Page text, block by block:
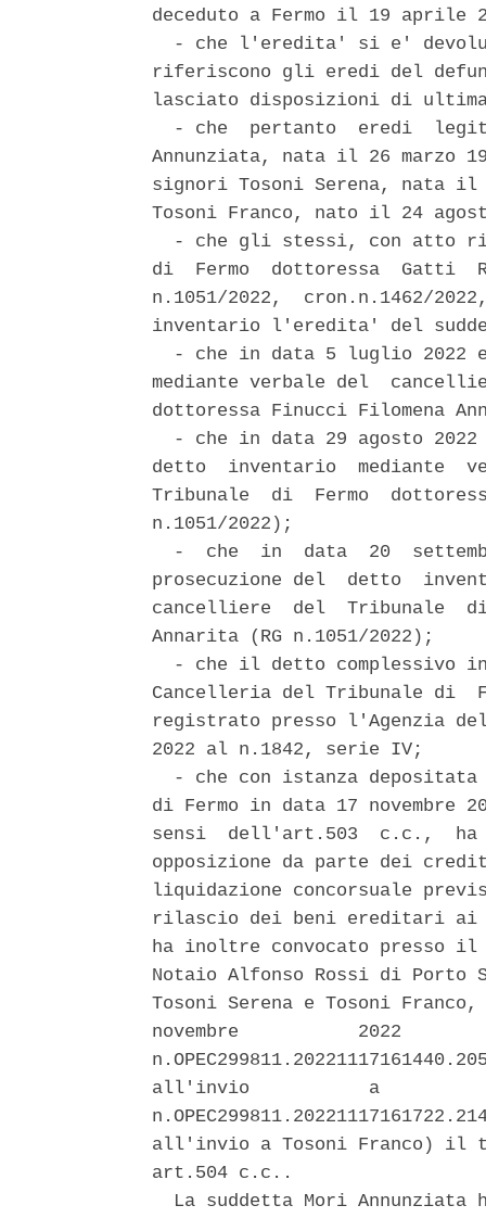
deceduto a Fermo il 19 aprile
- che l'eredita' si e'
riferiscono gli eredi del
lasciato disposizioni di
- che  pertanto  eredi
Annunziata, nata il 26 marzo
signori Tosoni Serena, nata il
Tosoni Franco, nato il 24
- che gli stessi, con atto
di  Fermo  dottoressa  Gatti
n.1051/2022,  cron.n.1462/
inventario l'eredita' del
- che in data 5 luglio 2022
mediante verbale del
dottoressa Finucci Filomena
- che in data 29 agosto
detto  inventario  mediante
Tribunale  di  Fermo
n.1051/2022);
-  che  in  data  20
prosecuzione del  detto
cancelliere  del  Tribunale  di
Annarita (RG n.1051/2022);
- che il detto complessivo
Cancelleria del Tribunale di
registrato presso l'Agenzia
2022 al n.1842, serie IV;
- che con istanza
di Fermo in data 17 novembre
sensi  dell'art.503  c.c.,  ha
opposizione da parte dei
liquidazione concorsuale
rilascio dei beni ereditari ai
ha inoltre convocato presso
Notaio Alfonso Rossi di
Tosoni Serena e Tosoni
novembre           2022
all'invio           a
all'invio a Tosoni Franco) il
art.504 c.c..
La suddetta Mori Annunziata